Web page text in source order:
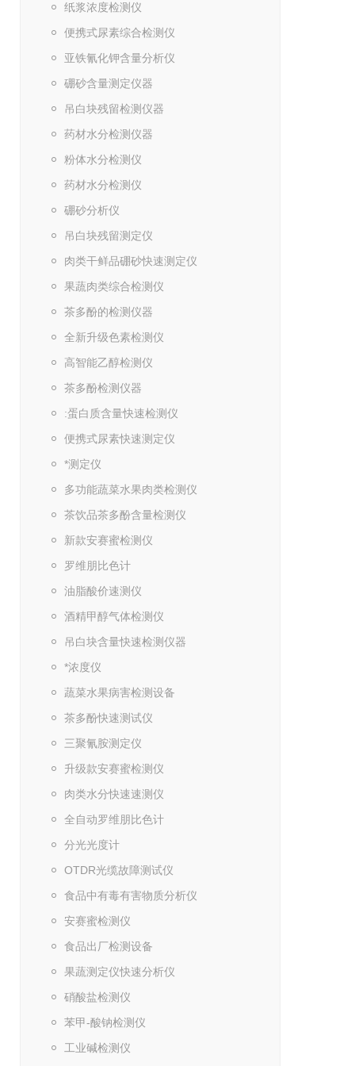
纸浆浓度检测仪
便携式尿素综合检测仪
亚铁氰化钾含量分析仪
硼砂含量测定仪器
吊白块残留检测仪器
药材水分检测仪器
粉体水分检测仪
药材水分检测仪
硼砂分析仪
吊白块残留测定仪
肉类干鲜品硼砂快速测定仪
果蔬肉类综合检测仪
茶多酚的检测仪器
全新升级色素检测仪
高智能乙醇检测仪
茶多酚检测仪器
:蛋白质含量快速检测仪
便携式尿素快速测定仪
*测定仪
多功能蔬菜水果肉类检测仪
茶饮品茶多酚含量检测仪
新款安赛蜜检测仪
罗维朋比色计
油脂酸价速测仪
酒精甲醇气体检测仪
吊白块含量快速检测仪器
*浓度仪
蔬菜水果病害检测设备
茶多酚快速测试仪
三聚氰胺测定仪
升级款安赛蜜检测仪
肉类水分快速速测仪
全自动罗维朋比色计
分光光度计
OTDR光缆故障测试仪
食品中有毒有害物质分析仪
安赛蜜检测仪
食品出厂检测设备
果蔬测定仪快速分析仪
硝酸盐检测仪
苯甲-酸钠检测仪
工业碱检测仪